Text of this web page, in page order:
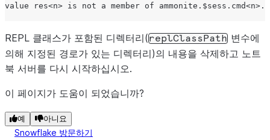
REPL 클래스가 포함된 디렉터리(replClassPath 변수에
의해 지정된 경로가 있는 디렉터리)의 내용을 삭제하고 노트
북 서버를 다시 시작하십시오.
이 페이지가 도움이 되었습니까?
예 아니요
Snowflake 방문하기